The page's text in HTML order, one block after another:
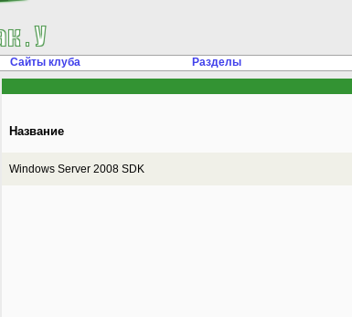
Сайты клуба Разделы
Название
Windows Server 2008 SDK